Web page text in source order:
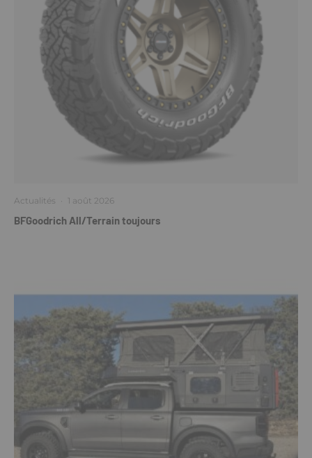
Actualités · 1 août 2026
BFGoodrich All/Terrain toujours